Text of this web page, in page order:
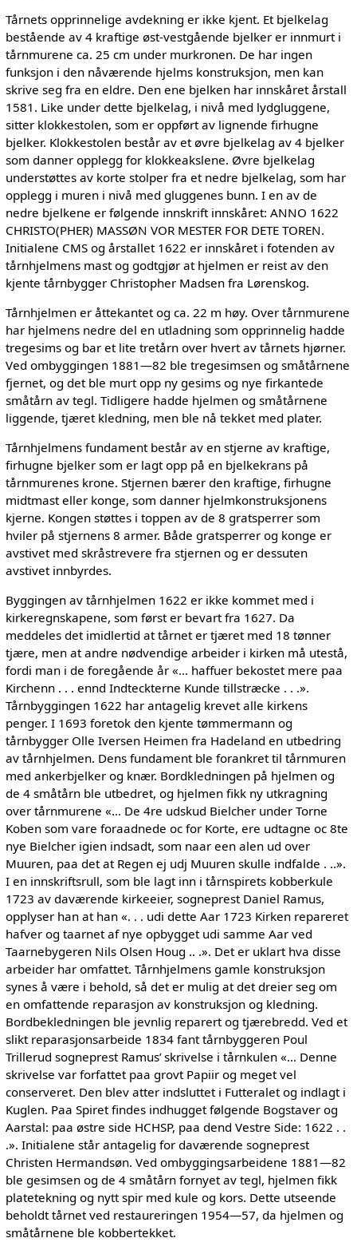
Tårnets opprinnelige avdekning er ikke kjent. Et bjelkelag
bestående av 4 kraftige øst-vestgående bjelker er innmurt i
tårnmurene ca. 25 cm under murkronen. De har ingen
funksjon i den nåværende hjelms konstruksjon, men kan
skrive seg fra en eldre. Den ene bjelken har innskåret årstall
1581. Like under dette bjelkelag, i nivå med lydgluggene,
sitter klokkestolen, som er oppført av lignende firhugne
bjelker. Klokkestolen består av et øvre bjelkelag av 4 bjelker
som danner opplegg for klokkeakslene. Øvre bjelkelag
understøttes av korte stolper fra et nedre bjelkelag, som har
opplegg i muren i nivå med gluggenes bunn. I en av de
nedre bjelkene er følgende innskrift innskåret: ANNO 1622
CHRISTO(PHER) MASSØN VOR MESTER FOR DETE TOREN.
Initialene CMS og årstallet 1622 er innskåret i fotenden av
tårnhjelmens mast og godtgjør at hjelmen er reist av den
kjente tårnbygger Christopher Madsen fra Lørenskog.
Tårnhjelmen er åttekantet og ca. 22 m høy. Over tårnmurene
har hjelmens nedre del en utladning som opprinnelig hadde
tregesims og bar et lite tretårn over hvert av tårnets hjørner.
Ved ombyggingen 1881—82 ble tregesimsen og småtårnene
fjernet, og det ble murt opp ny gesims og nye firkantede
småtårn av tegl. Tidligere hadde hjelmen og småtårnene
liggende, tjæret kledning, men ble nå tekket med plater.
Tårnhjelmens fundament består av en stjerne av kraftige,
firhugne bjelker som er lagt opp på en bjelkekrans på
tårnmurenes krone. Stjernen bærer den kraftige, firhugne
midtmast eller konge, som danner hjelmkonstruksjonens
kjerne. Kongen støttes i toppen av de 8 gratsperrer som
hviler på stjernens 8 armer. Både gratsperrer og konge er
avstivet med skråstrevere fra stjernen og er dessuten
avstivet innbyrdes.
Byggingen av tårnhjelmen 1622 er ikke kommet med i
kirkeregnskapene, som først er bevart fra 1627. Da
meddeles det imidlertid at tårnet er tjæret med 18 tønner
tjære, men at andre nødvendige arbeider i kirken må utestå,
fordi man i de foregående år «... haffuer bekostet mere paa
Kirchenn . . . ennd Indteckterne Kunde tillstræcke . . .».
Tårnbyggingen 1622 har antagelig krevet alle kirkens
penger. I 1693 foretok den kjente tømmermann og
tårnbygger Olle Iversen Heimen fra Hadeland en utbedring
av tårnhjelmen. Dens fundament ble forankret til tårnmuren
med ankerbjelker og knær. Bordkledningen på hjelmen og
de 4 småtårn ble utbedret, og hjelmen fikk ny utkragning
over tårnmurene «... De 4re udskud Bielcher under Torne
Koben som vare foraadnede oc for Korte, ere udtagne oc 8te
nye Bielcher igien indsadt, som naar een alen ud over
Muuren, paa det at Regen ej udj Muuren skulle indfalde . ..».
I en innskriftsrull, som ble lagt inn i tårnspirets kobberkule
1723 av daværende kirkeeier, sogneprest Daniel Ramus,
opplyser han at han «. . . udi dette Aar 1723 Kirken repareret
hafver og taarnet af nye opbygget udi samme Aar ved
Taarnebygeren Nils Olsen Houg .. .». Det er uklart hva disse
arbeider har omfattet. Tårnhjelmens gamle konstruksjon
synes å være i behold, så det er mulig at det dreier seg om
en omfattende reparasjon av konstruksjon og kledning.
Bordbekledningen ble jevnlig reparert og tjærebredd. Ved et
slikt reparasjonsarbeide 1834 fant tårnbyggeren Poul
Trillerud sogneprest Ramus’skrivelse i tårnkulen «... Denne
skrivelse var forfattet paa grovt Papiir og meget vel
conserveret. Den blev atter indsluttet i Futteralet og indlagt i
Kuglen. Paa Spiret findes indhugget følgende Bogstaver og
Aarstal: paa østre side HCHSP, paa dend Vestre Side: 1622 . .
.». Initialene står antagelig for daværende sogneprest
Christen Hermandsøn. Ved ombyggingsarbeidene 1881—82
ble gesimsen og de 4 småtårn fornyet av tegl, hjelmen fikk
platetekning og nytt spir med kule og kors. Dette utseende
beholdt tårnet ved restaureringen 1954—57, da hjelmen og
småtårnene ble kobbertekket.